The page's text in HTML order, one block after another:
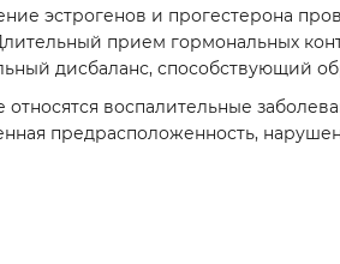
эстрогенов и прогестерона
прием гормональных
дисбаланс, способствующий
воспалительные
предрасположенность,